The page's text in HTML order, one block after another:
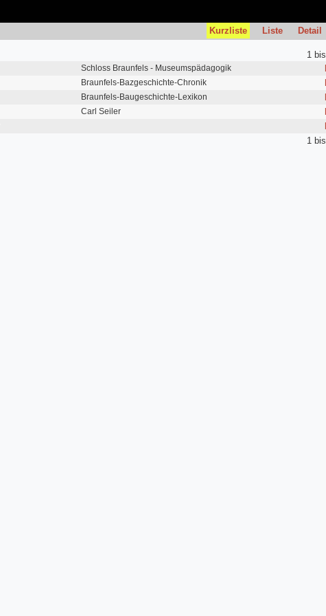
Kurzliste Liste Detail
1
Schloss Braunfels - Museumspädagogik
Braunfels-Bazgeschichte-Chronik
Braunfels-Baugeschichte-Lexikon
Carl Seiler
1